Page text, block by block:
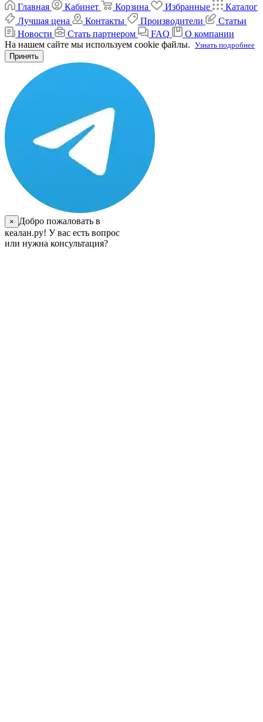
Главная
Кабинет Корзина Избранные
Каталог
Лучшая цена
Контакты Производители
Статьи
Новости
Стать партнером FAQ
О компании
На нашем сайте мы используем cookie файлы. Узнать подробнее
Принять
×
Добро пожаловать в
кеалан.ру! У вас есть вопрос
или нужна консультация?